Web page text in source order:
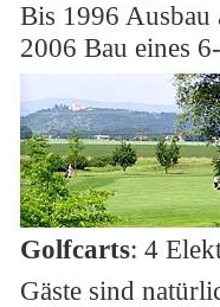
Bis 1996 Ausbau
2006 Bau eines
Golfcarts: 4
Gäste sind